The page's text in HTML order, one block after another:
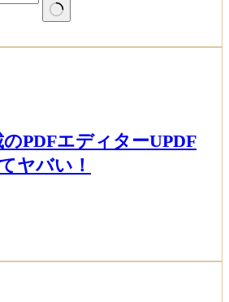
のPDFエディターUPDF
ヤバい！